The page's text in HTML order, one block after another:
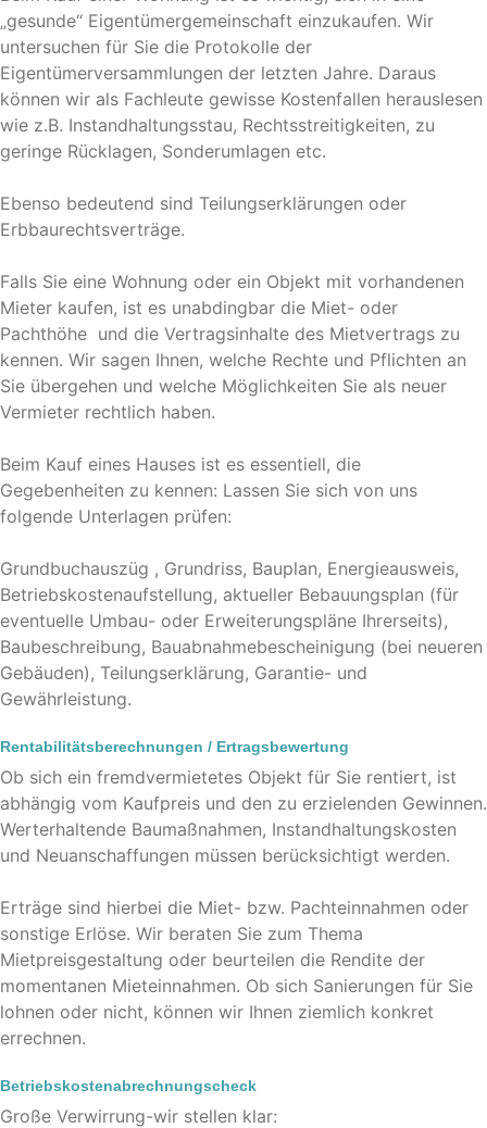
„gesunde“ Eigentümergemeinschaft einzukaufen. Wir
untersuchen für Sie die Protokolle der
Eigentümerversammlungen der letzten Jahre. Daraus
können wir als Fachleute gewisse Kostenfallen herauslesen
wie z.B. Instandhaltungsstau, Rechtsstreitigkeiten, zu
geringe Rücklagen, Sonderumlagen etc.
Ebenso bedeutend sind Teilungserklärungen oder
Erbbaurechtsverträge.
Falls Sie eine Wohnung oder ein Objekt mit vorhandenen
Mieter kaufen, ist es unabdingbar die Miet- oder
Pachthöhe und die Vertragsinhalte des Mietvertrags zu
kennen. Wir sagen Ihnen, welche Rechte und Pflichten an
Sie übergehen und welche Möglichkeiten Sie als neuer
Vermieter rechtlich haben.
Beim Kauf eines Hauses ist es essentiell, die
Gegebenheiten zu kennen: Lassen Sie sich von uns
folgende Unterlagen prüfen:
Grundbuchauszüg , Grundriss, Bauplan, Energieausweis,
Betriebskostenaufstellung, aktueller Bebauungsplan (für
eventuelle Umbau- oder Erweiterungspläne Ihrerseits),
Baubeschreibung, Bauabnahmebescheinigung (bei neueren
Gebäuden), Teilungserklärung, Garantie- und
Gewährleistung.
Rentabilitätsberechnungen / Ertragsbewertung
Ob sich ein fremdvermietetes Objekt für Sie rentiert, ist
abhängig vom Kaufpreis und den zu erzielenden Gewinnen.
Werterhaltende Baumaßnahmen, Instandhaltungskosten
und Neuanschaffungen müssen berücksichtigt werden.
Erträge sind hierbei die Miet- bzw. Pachteinnahmen oder
sonstige Erlöse. Wir beraten Sie zum Thema
Mietpreisgestaltung oder beurteilen die Rendite der
momentanen Mieteinnahmen. Ob sich Sanierungen für Sie
lohnen oder nicht, können wir Ihnen ziemlich konkret
errechnen.
Betriebskostenabrechnungscheck
Große Verwirrung-wir stellen klar: